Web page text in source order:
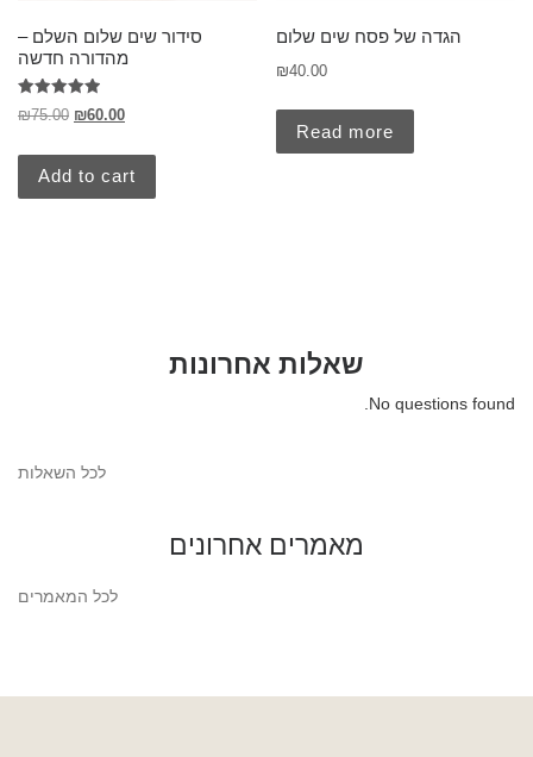
סידור שים שלום השלם –
מהדורה חדשה
Rated
5.00
₪75.00 ₪60.00
Add to cart
הגדה של פסח שים שלום
₪40.00
Read more
שאלות אחרונות
No questions found.
לכל השאלות
מאמרים אחרונים
לכל המאמרים